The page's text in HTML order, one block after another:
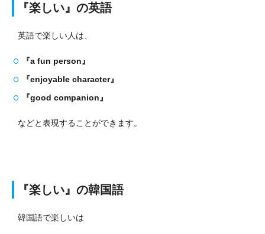
『楽しい』の英語
英語で楽しい人は、
『a fun person』
『enjoyable character』
『good companion』
などと表現することができます。
『楽しい』の韓国語
韓国語で楽しいは